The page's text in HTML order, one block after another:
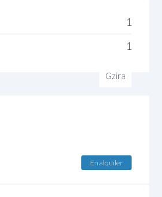
1
1
Gzira
En alquiler